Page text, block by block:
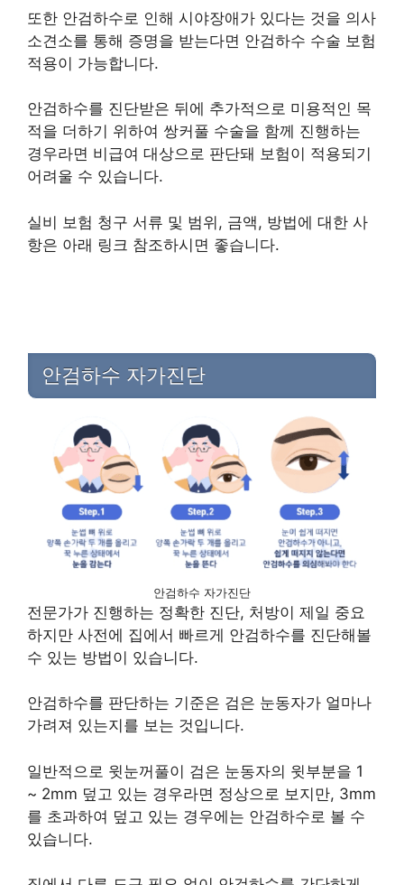
또한 안검하수로 인해 시야장애가 있다는 것을 의사
소견소를 통해 증명을 받는다면 안검하수 수술 보험
적용이 가능합니다.
안검하수를 진단받은 뒤에 추가적으로 미용적인 목
적을 더하기 위하여 쌍커풀 수술을 함께 진행하는
경우라면 비급여 대상으로 판단돼 보험이 적용되기
어려울 수 있습니다.
실비 보험 청구 서류 및 범위, 금액, 방법에 대한 사
항은 아래 링크 참조하시면 좋습니다.
안검하수 자가진단
안검하수 자가진단
전문가가 진행하는 정확한 진단, 처방이 제일 중요
하지만 사전에 집에서 빠르게 안검하수를 진단해볼
수 있는 방법이 있습니다.
안검하수를 판단하는 기준은 검은 눈동자가 얼마나
가려져 있는지를 보는 것입니다.
일반적으로 윗눈꺼풀이 검은 눈동자의 윗부분을 1
~ 2mm 덮고 있는 경우라면 정상으로 보지만, 3mm
를 초과하여 덮고 있는 경우에는 안검하수로 볼 수
있습니다.